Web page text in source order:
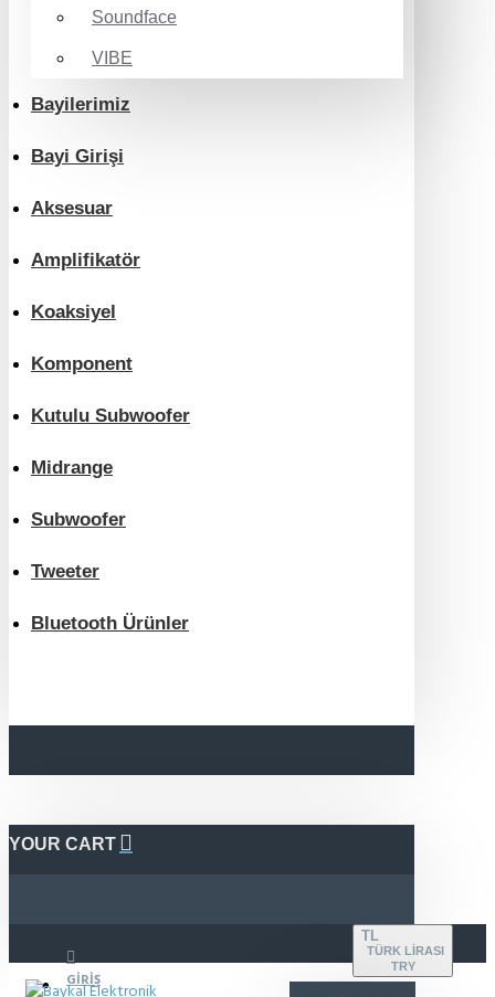
Soundface
VIBE
Bayilerimiz
Bayi Girişi
Aksesuar
Amplifikatör
Koaksiyel
Komponent
Kutulu Subwoofer
Midrange
Subwoofer
Tweeter
Bluetooth Ürünler
YOUR CART
GIRIŞ
TL
TÜRK LIRASI
TRY